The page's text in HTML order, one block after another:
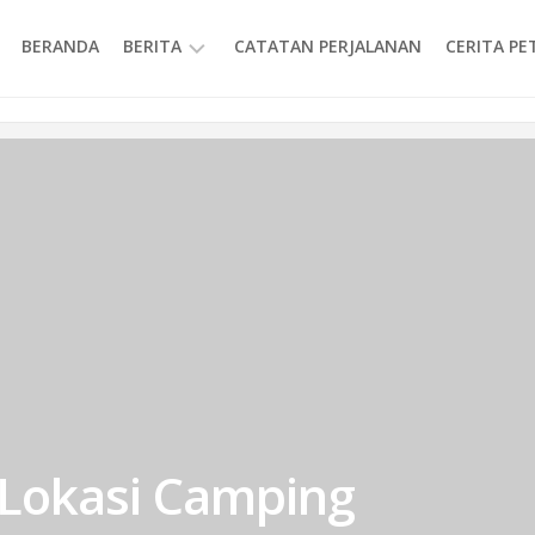
BERANDA BERITA CATATAN PERJALANAN CERITA
Camping